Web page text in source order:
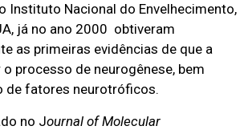
Instituto Nacional do Envelhecimento,
já no ano 2000 obtiveram
as primeiras evidências de que a
processo de neurogênese, bem
de fatores neurotróficos.
no Journal of Molecular